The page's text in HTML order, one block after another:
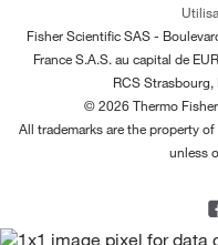
Fisher Scientific SAS -
FranceS.A.S. au capital de
RCS Strasbourg,
© 2026 Thermo
All trademarks are the property
unless